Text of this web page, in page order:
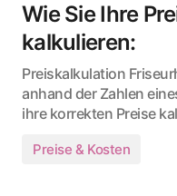
Wie Sie Ihre
kalkulieren:
Preiskalkulation
anhand der Zahlen
ihre korrekten Preise
Preise & Kosten